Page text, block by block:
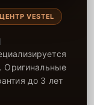
VESTEL
Оригинальные
до 3 лет